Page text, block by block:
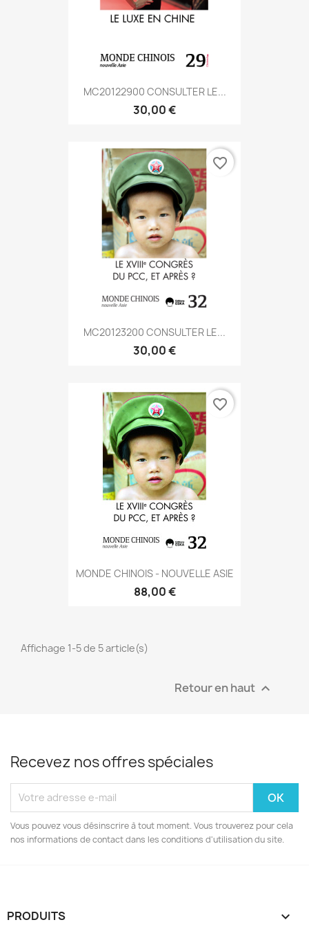
MC20122900 CONSULTER LE...
30,00 €
MC20123200 CONSULTER LE...
30,00 €
favorite_border
MONDE CHINOIS - NOUVELLE ASIE
88,00 €
favorite_border
Affichage 1-5 de 5 article(s)
Retour en haut 
Recevez nos offres spéciales
Vous pouvez vous désinscrire à tout moment. Vous trouverez pour cela
nos informations de contact dans les conditions d'utilisation du site.
PRODUITS 